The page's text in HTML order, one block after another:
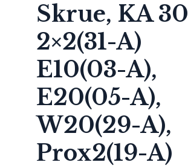
Skrue, KA
2×2(31-A)
E10(03-A),
E20(05-A),
W20(29-A),
Prox2(19-A)